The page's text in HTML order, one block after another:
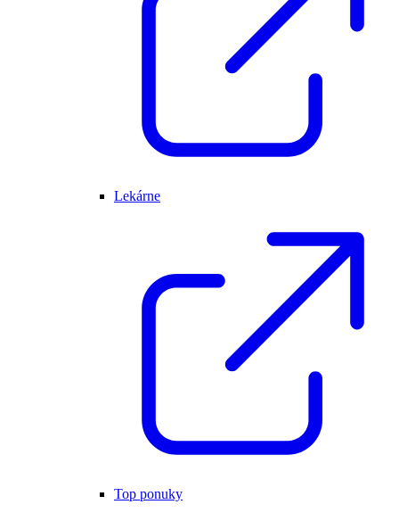
Lekárne
Top ponuky